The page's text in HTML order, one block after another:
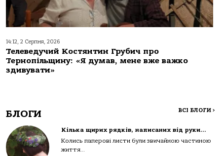
14:12, 2 Серпня, 2026
Телеведучий Костянтин Грубич про
Тернопільщину: «Я думав, мене вже важко
здивувати»
БЛОГИ ВСІ БЛОГИ >
Кілька щирих рядків, написаних від руки…
Колись паперові листи були звичайною частиною
життя...